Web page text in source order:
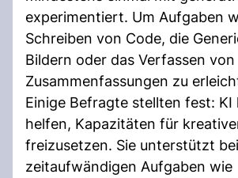
experimentiert. Um Aufgaben
Schreiben von Code, die
Bildern oder das Verfassen von
Zusammenfassungen zu
Einige Befragte stellten fest: KI
helfen, Kapazitäten für
freizusetzen. Sie unterstützt bei
zeitaufwändigen Aufgaben wie